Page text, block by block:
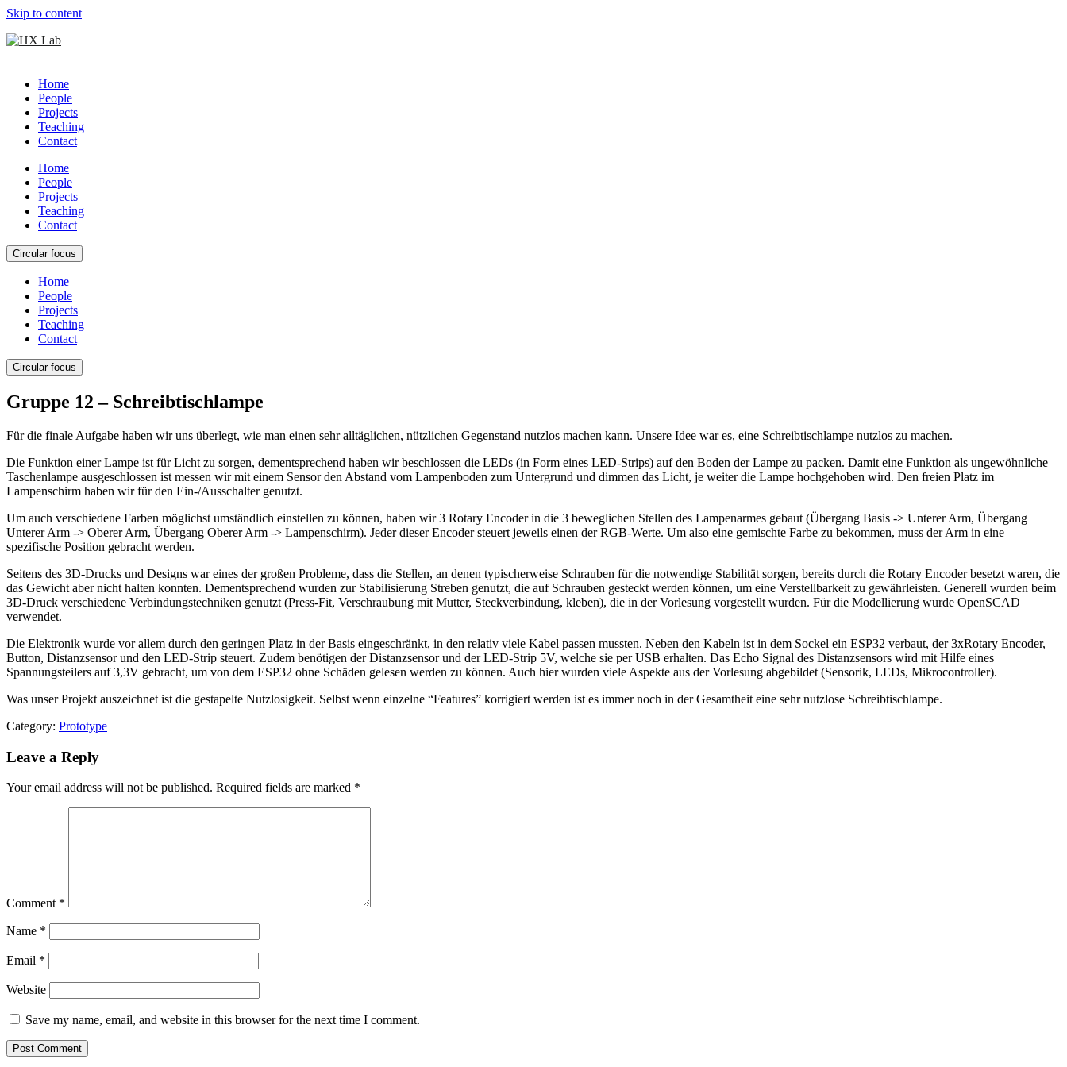
Skip to content
Home
People
Projects
Teaching
Contact
Home
People
Projects
Teaching
Contact
Circular focus
Home
People
Projects
Teaching
Contact
Circular focus
Gruppe 12 – Schreibtischlampe
Für die finale Aufgabe haben wir uns überlegt, wie man einen sehr alltäglichen, nützlichen Gegenstand nutzlos machen kann. Unsere Idee war es, eine Schreibtischlampe nutzlos zu machen.
Die Funktion einer Lampe ist für Licht zu sorgen, dementsprechend haben wir beschlossen die LEDs (in Form eines LED-Strips) auf den Boden der Lampe zu packen. Damit eine Funktion als ungewöhnliche
Taschenlampe ausgeschlossen ist messen wir mit einem Sensor den Abstand vom Lampenboden zum Untergrund und dimmen das Licht, je weiter die Lampe hochgehoben wird. Den freien Platz im
Lampenschirm haben wir für den Ein-/Ausschalter genutzt.
Um auch verschiedene Farben möglichst umständlich einstellen zu können, haben wir 3 Rotary Encoder in die 3 beweglichen Stellen des Lampenarmes gebaut (Übergang Basis -> Unterer Arm, Übergang
Unterer Arm -> Oberer Arm, Übergang Oberer Arm -> Lampenschirm). Jeder dieser Encoder steuert jeweils einen der RGB-Werte. Um also eine gemischte Farbe zu bekommen, muss der Arm in eine
spezifische Position gebracht werden.
Seitens des 3D-Drucks und Designs war eines der großen Probleme, dass die Stellen, an denen typischerweise Schrauben für die notwendige Stabilität sorgen, bereits durch die Rotary Encoder besetzt waren, die
das Gewicht aber nicht halten konnten. Dementsprechend wurden zur Stabilisierung Streben genutzt, die auf Schrauben gesteckt werden können, um eine Verstellbarkeit zu gewährleisten. Generell wurden beim
3D-Druck verschiedene Verbindungstechniken genutzt (Press-Fit, Verschraubung mit Mutter, Steckverbindung, kleben), die in der Vorlesung vorgestellt wurden. Für die Modellierung wurde OpenSCAD
verwendet.
Die Elektronik wurde vor allem durch den geringen Platz in der Basis eingeschränkt, in den relativ viele Kabel passen mussten. Neben den Kabeln ist in dem Sockel ein ESP32 verbaut, der 3xRotary Encoder,
Button, Distanzsensor und den LED-Strip steuert. Zudem benötigen der Distanzsensor und der LED-Strip 5V, welche sie per USB erhalten. Das Echo Signal des Distanzsensors wird mit Hilfe eines
Spannungsteilers auf 3,3V gebracht, um von dem ESP32 ohne Schäden gelesen werden zu können. Auch hier wurden viele Aspekte aus der Vorlesung abgebildet (Sensorik, LEDs, Mikrocontroller).
Was unser Projekt auszeichnet ist die gestapelte Nutzlosigkeit. Selbst wenn einzelne “Features” korrigiert werden ist es immer noch in der Gesamtheit eine sehr nutzlose Schreibtischlampe.
Category: Prototype
Leave a Reply
Your email address will not be published. Required fields are marked *
Comment *
Name *
Email *
Website
Save my name, email, and website in this browser for the next time I comment.